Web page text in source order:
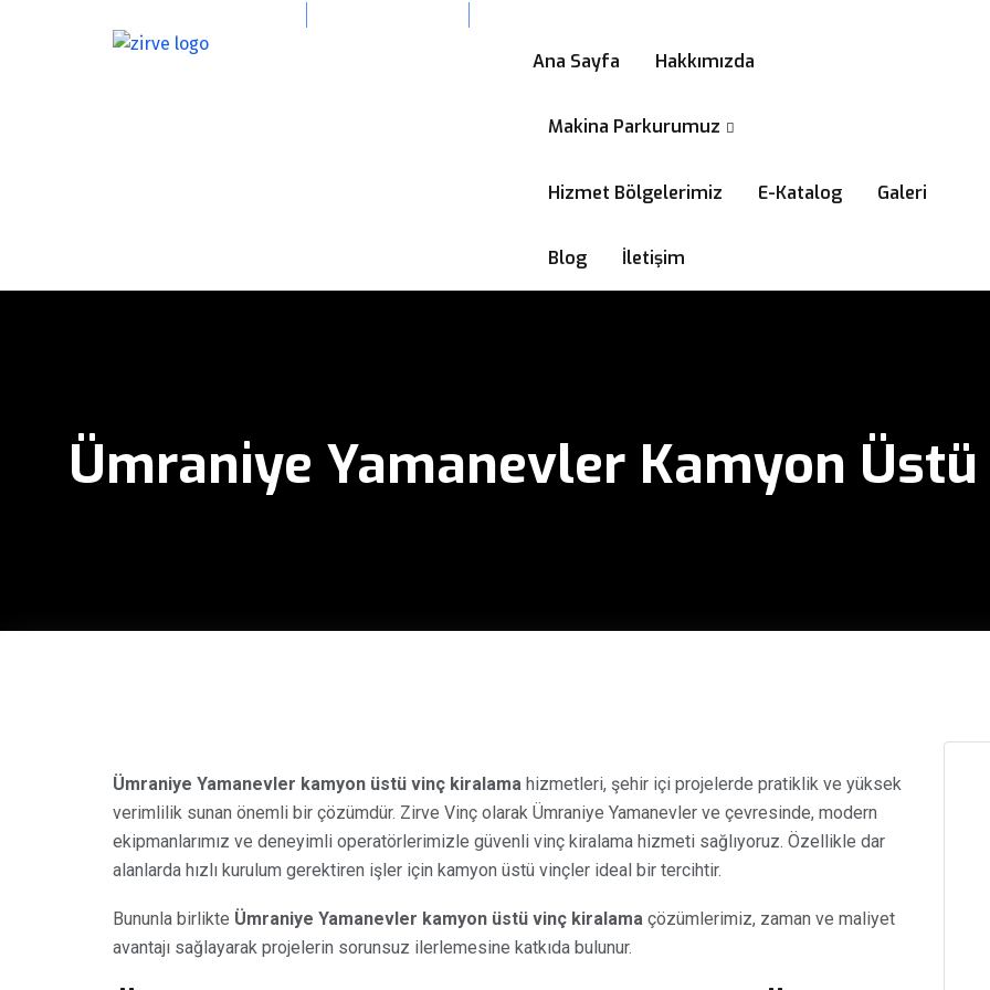
Ana Sayfa Hakkımızda
Makina Parkurumuz
Hizmet Bölgelerimiz E-Katalog Galeri
Blog İletişim
Ümraniye Yamanevler Kamyon
Ümraniye Yamanevler kamyon üstü vinç kiralama hizmetleri, şehir içi projelerde pratiklik ve yüksek
verimlilik sunan önemli bir çözümdür. Zirve Vinç olarak Ümraniye Yamanevler ve çevresinde, modern
ekipmanlarımız ve deneyimli operatörlerimizle güvenli vinç kiralama hizmeti sağlıyoruz. Özellikle dar
alanlarda hızlı kurulum gerektiren işler için kamyon üstü vinçler ideal bir tercihtir.
Bununla birlikte Ümraniye Yamanevler kamyon üstü vinç kiralama çözümlerimiz, zaman ve maliyet
avantajı sağlayarak projelerin sorunsuz ilerlemesine katkıda bulunur.